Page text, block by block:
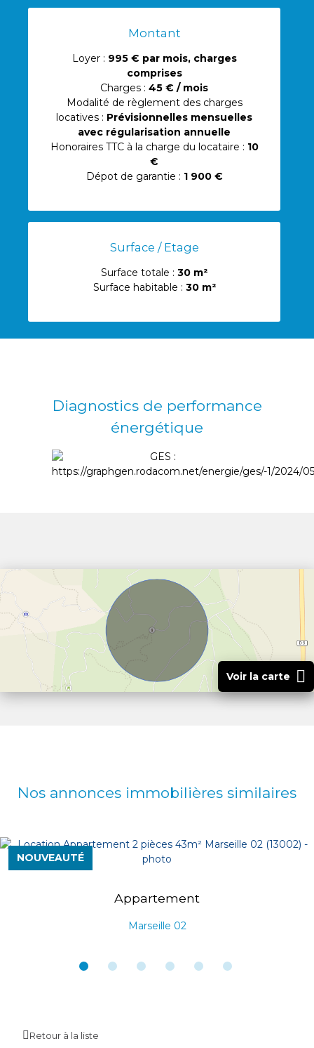
Montant
Loyer : 995 € par mois, charges
comprises
Charges : 45 € / mois
Modalité de règlement des charges
locatives : Prévisionnelles mensuelles
avec régularisation annuelle
Honoraires TTC à la charge du locataire : 10
€
Dépot de garantie : 1 900 €
Surface / Etage
Surface totale : 30 m²
Surface habitable : 30 m²
Diagnostics de performance
énergétique
Voir la carte
Nos annonces immobilières similaires
NOUVEAUTÉ
Appartement
Marseille 02
Retour à la liste